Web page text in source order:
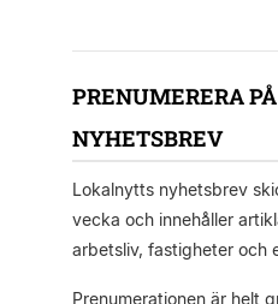
PRENUMERERA
NYHETSBREV
Lokalnytts nyhetsbrev
vecka och innehåller
arbetsliv, fastigheter och
Prenumerationen är helt